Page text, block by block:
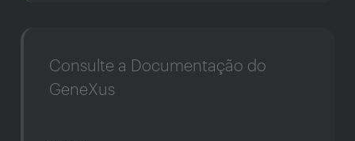
Consulte a Documentação do
GeneXus